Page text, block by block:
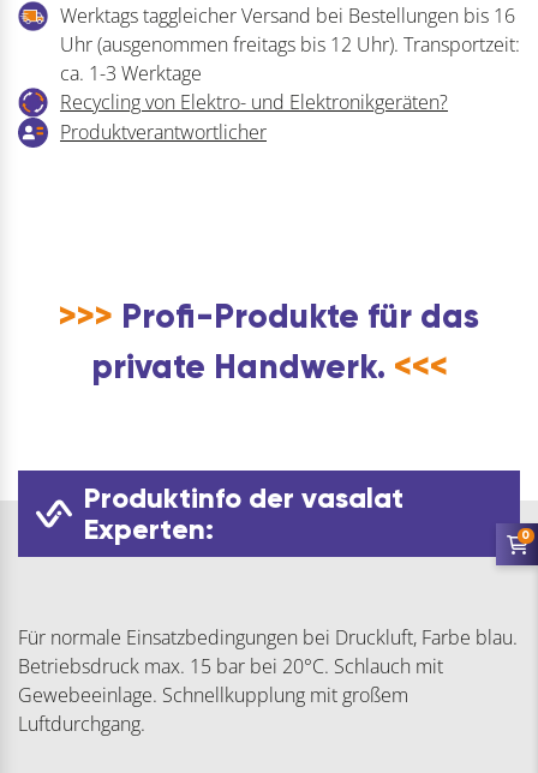
MengeWerktags taggleicher Versand bei Bestellungen bis 16
Uhr (ausgenommen freitags bis 12 Uhr). Transportzeit:
ca. 1-3 Werktage
Recycling von Elektro- und Elektronikgeräten?
Produktverantwortlicher
>>> Profi-Produkte für das
private Handwerk. <<<
Produktinfo der vasalat
Experten:
Für normale Einsatzbedingungen bei Druckluft, Farbe blau.
Betriebsdruck max. 15 bar bei 20°C. Schlauch mit
Gewebeeinlage. Schnellkupplung mit großem
Luftdurchgang.
0